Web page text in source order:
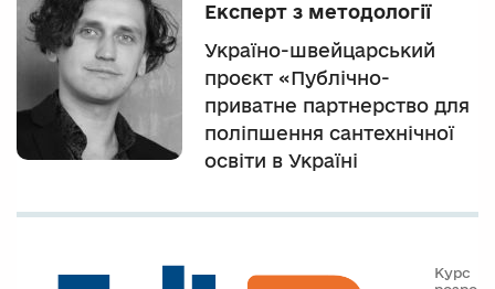
Експерт з методології
Україно-швейцарський
проєкт «Публічно-
приватне партнерство для
поліпшення сантехнічної
освіти в Україні
Курс